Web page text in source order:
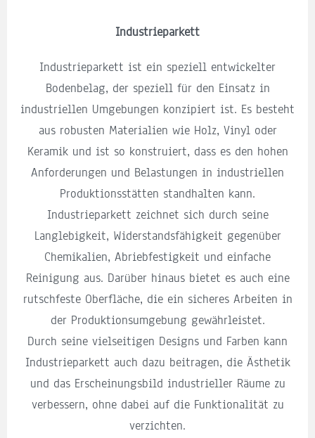
Industrieparkett
Industrieparkett ist ein speziell entwickelter
Bodenbelag, der speziell für den Einsatz in
industriellen Umgebungen konzipiert ist. Es besteht
aus robusten Materialien wie Holz, Vinyl oder
Keramik und ist so konstruiert, dass es den hohen
Anforderungen und Belastungen in industriellen
Produktionsstätten standhalten kann.
Industrieparkett zeichnet sich durch seine
Langlebigkeit, Widerstandsfähigkeit gegenüber
Chemikalien, Abriebfestigkeit und einfache
Reinigung aus. Darüber hinaus bietet es auch eine
rutschfeste Oberfläche, die ein sicheres Arbeiten in
der Produktionsumgebung gewährleistet.
Durch seine vielseitigen Designs und Farben kann
Industrieparkett auch dazu beitragen, die Ästhetik
und das Erscheinungsbild industrieller Räume zu
verbessern, ohne dabei auf die Funktionalität zu
verzichten.